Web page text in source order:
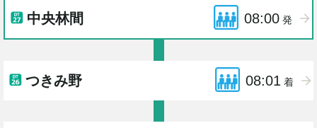
中央林間 08:00 発
つきみ野 08:01 着